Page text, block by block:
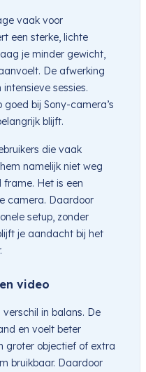
vaak voor
een sterke, lichte
je minder gewicht,
De afwerking
sessies.
bij Sony-camera’s
blijft.
die vaak
namelijk niet weg
frame. Het is een
camera. Daardoor
setup, zonder
je aandacht bij het
video
in balans. De
en voelt beter
groter objectief of extra
bruikbaar. Daardoor